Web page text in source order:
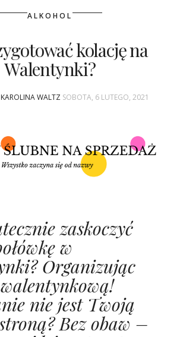
ALKOHOL
kolację na
Walentynki?
WALTZ SOBOTA, 6 LUTEGO, 2021
zaskoczyć
w
Organizując
nie jest Twoją
Bez obaw –